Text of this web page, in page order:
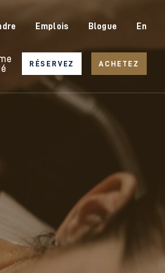
Emplois Blogue En
RÉSERVEZ ACHETEZ